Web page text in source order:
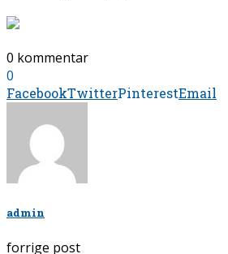
0 kommentar
0
FacebookTwitterPinterestEmail
admin
forrige post